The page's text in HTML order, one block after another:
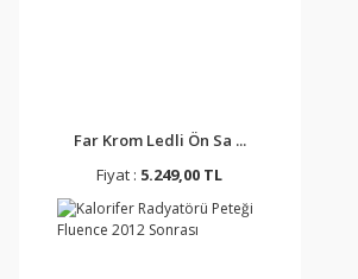
Far Krom Ledli Ön Sa ...
Fiyat : 5.249,00 TL